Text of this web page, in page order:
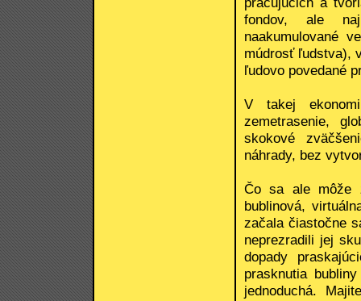
fondov, ale
naakumulované
múdrosť ľudstva),
ľudovo povedané
V takej
zemetrasenie,
skokové
náhrady, bez
Čo sa ale môže
bublinová,
začala čiastočne
neprezradili jej
dopady
prasknutia
jednoduchá.